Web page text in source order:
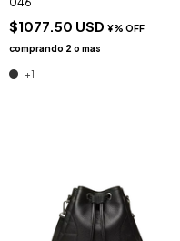
$1077.50 USD
+1